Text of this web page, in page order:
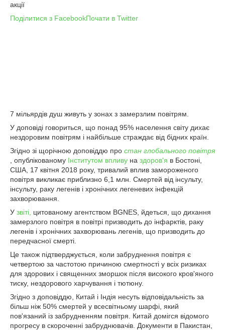
акції
Поділитися з FacebookПочати в Twitter
7 мільярдів душ живуть у зонах з замерзлим повітрям.
У доповіді говориться, що понад 95% населення світу дихає
нездоровим повітрям і найбільше страждає від бідних країн.
Згідно зі щорічною доповіддю про стан глобального повітря
, опублікованому Інститутом впливу на здоров'я в Бостоні,
США, 17 квітня 2018 року, тривалий вплив замороженого
повітря викликає приблизно 6,1 млн. Смертей від інсульту,
інсульту, раку легенів і хронічних легеневих інфекцій
захворювання.
У звіті, цитованому агентством BGNES, йдеться, що дихання
замерзлого повітря в повітрі призводить до інфарктів, раку
легенів і хронічних захворювань легенів, що призводить до
передчасної смерті.
Це також підтверджується, коли забруднення повітря є
четвертою за частотою причиною смертності у всіх ризиках
для здорових і священних зморшок після високого кров'яного
тиску, нездорового харчування і тютюну.
Згідно з доповіддю, Китай і Індія несуть відповідальність за
більш ніж 50% смертей у всесвітньому шарфі, який
пов'язаний із забрудненням повітря. Китай домігся відомого
прогресу в скороченні забруднювачів. Документи в Пакистан,